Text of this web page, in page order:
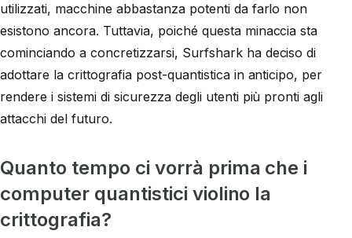
utilizzati, macchine abbastanza potenti da farlo non
esistono ancora. Tuttavia, poiché questa minaccia sta
cominciando a concretizzarsi, Surfshark ha deciso di
adottare la crittografia post-quantistica in anticipo, per
rendere i sistemi di sicurezza degli utenti più pronti agli
attacchi del futuro.
Quanto tempo ci vorrà prima che i
computer quantistici violino la
crittografia?